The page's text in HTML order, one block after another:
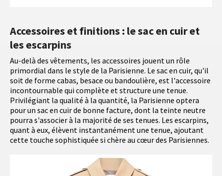
Accessoires et finitions : le sac en cuir et
les escarpins
Au-delà des vêtements, les accessoires jouent un rôle
primordial dans le style de la Parisienne. Le sac en cuir, qu'il
soit de forme cabas, besace ou bandoulière, est l'accessoire
incontournable qui complète et structure une tenue.
Privilégiant la qualité à la quantité, la Parisienne optera
pour un sac en cuir de bonne facture, dont la teinte neutre
pourra s'associer à la majorité de ses tenues. Les escarpins,
quant à eux, élèvent instantanément une tenue, ajoutant
cette touche sophistiquée si chère au cœur des Parisiennes.